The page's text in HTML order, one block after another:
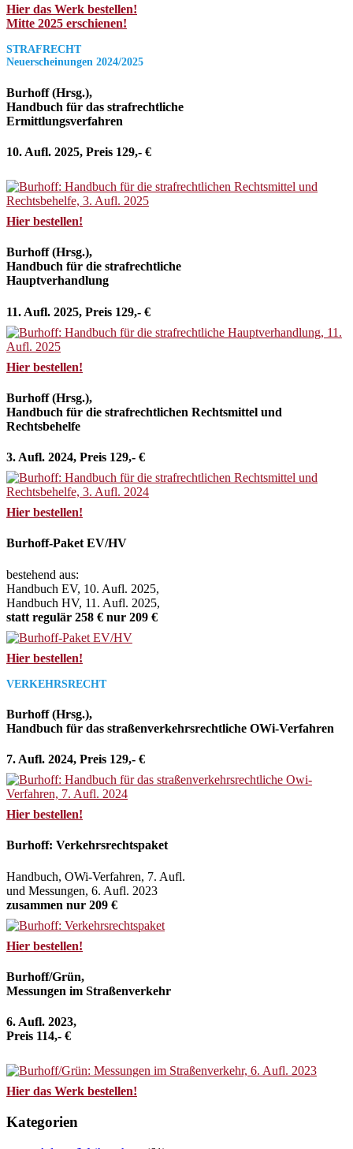
Hier das Werk bestellen!
Mitte 2025 erschienen!
STRAFRECHT
Neuerscheinungen 2024/2025
Burhoff (Hrsg.),
Handbuch für das strafrechtliche
Ermittlungsverfahren
10. Aufl. 2025, Preis 129,- €
Hier bestellen!
Burhoff (Hrsg.),
Handbuch für die strafrechtliche
Hauptverhandlung
11. Aufl. 2025, Preis 129,- €
Hier bestellen!
Burhoff (Hrsg.),
Handbuch für die strafrechtlichen Rechtsmittel und
Rechtsbehelfe
3. Aufl. 2024, Preis 129,- €
Hier bestellen!
Burhoff-Paket EV/HV
bestehend aus:
Handbuch EV, 10. Aufl. 2025,
Handbuch HV, 11. Aufl. 2025,
statt regulär 258 € nur 209 €
Hier bestellen!
VERKEHRSRECHT
Burhoff (Hrsg.),
Handbuch für das straßenverkehrsrechtliche OWi-Verfahren
7. Aufl. 2024, Preis 129,- €
Hier bestellen!
Burhoff: Verkehrsrechtspaket
Handbuch, OWi-Verfahren, 7. Aufl.
und Messungen, 6. Aufl. 2023
zusammen nur 209 €
Hier bestellen!
Burhoff/Grün,
Messungen im Straßenverkehr
6. Aufl. 2023,
Preis 114,- €
Hier das Werk bestellen!
Kategorien